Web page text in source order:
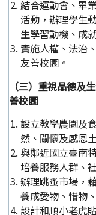
結合運動會、畢
活動，辦理學生
生學習動機、成
實施人權、法治
友善校園。
（三）重視品德及
善校園
設立教學農園及
然、關懷及感恩
與鄰近國立臺南
培養服務人群、
辦理跳蚤市場，
養成愛物、惜物
設計和順小老虎